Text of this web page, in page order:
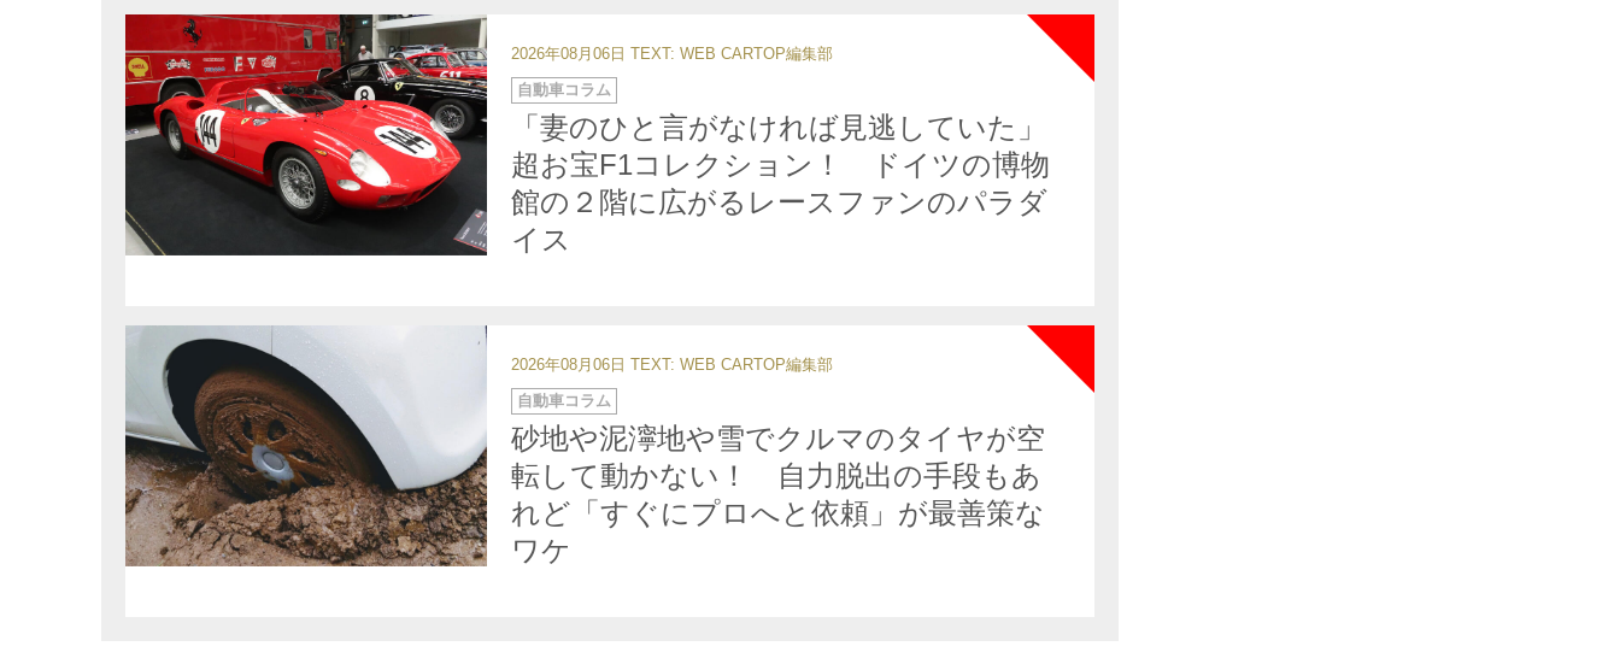
2026年08月06日 TEXT: WEB CARTOP編集部
「妻のひと言がなければ見逃していた」
超お宝F1コレクション！ ドイツの博物
館の２階に広がるレースファンのパラダ
イス
カ
テ自動車コラム
2026年08月06日 TEXT: WEB CARTOP編集部
砂地や泥濘地や雪でクルマのタイヤが空
転して動かない！ 自力脱出の手段もあ
れど「すぐにプロへと依頼」が最善策な
ワケ
カ
テ
ゴ
リ
ー
自動車コラム